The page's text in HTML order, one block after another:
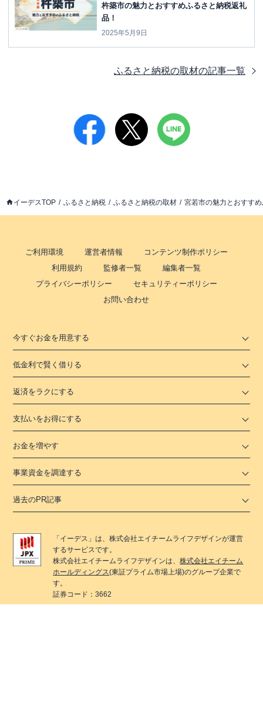
杵築市の魅力とおすすめふるさと納税返礼
品！
2025年5月9日
ふるさと納税の取材の記事一覧
イーデスTOP ふるさと納税 ふるさと納税の取材 宮若市の魅力とおすす
ご利用環境 運営者情報
コンテンツ制作ポリシー
利用規約
監修者一覧
編集者一覧
プライバシーポリシー
セキュリティーポリシー
お問い合わせ
今すぐお金を用意する
低金利で賢く借りる
返済をラクにする
支払いをお得にする
お金を増やす
事業資金を調達する
過去のPR記事
「イーデス 」は、株式会社エイチームライフデザインが運営
するサービスです。
株式会社エイチームライフデザインは、株式会社エイチーム
ホールディングス(東証プライム市場上場)のグループ企業で
す。
証券コード：3662